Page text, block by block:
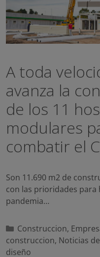
A toda
avanza la
de los 11
modulares
combatir el
Son 11.690 m2 de
con las prioridades para
pandemia…
Categorías
Construccion,
construccion, Noticias
diseño